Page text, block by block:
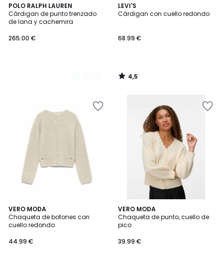
POLO RALPH LAUREN
Cárdigan de punto trenzado
de lana y cachemira
265.00 €
2
Colores
LEVI'S
Cárdigan con cuello redondo
68.99 €
4,5
/ 5
4,5
/
VERO MODA
Chaqueta de botones con
cuello redondo
44.99 €
4,8
/ 5
VERO MODA
Chaqueta de punto, cuello de
pico
39.99 €
4,3
/ 5